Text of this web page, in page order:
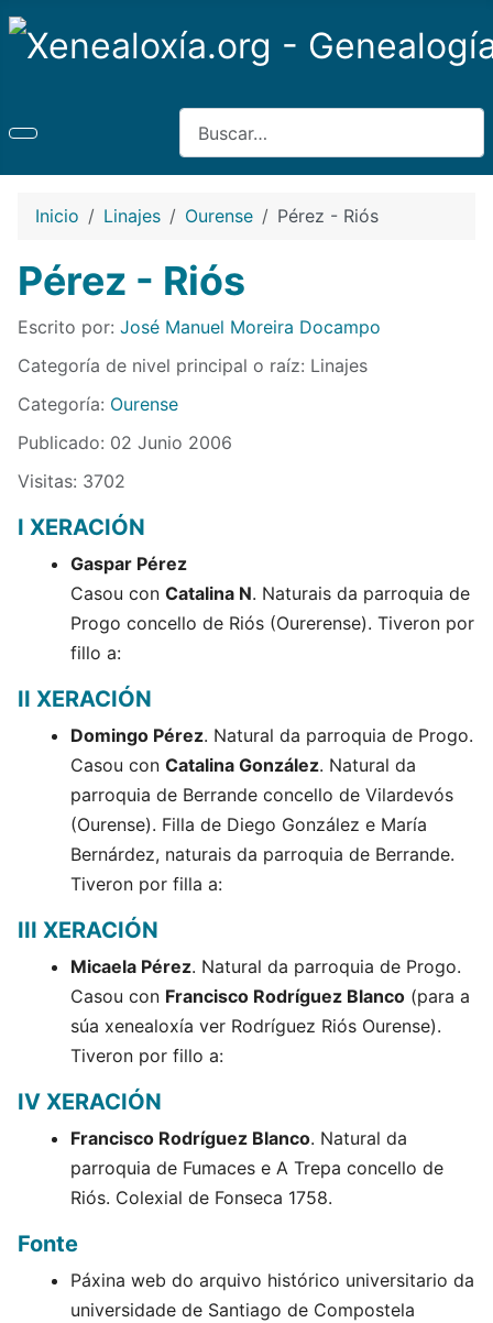
Buscar
Inicio Linajes Ourense Pérez - Riós
Pérez - Riós
Detalles
Escrito por: José Manuel Moreira Docampo
Categoría de nivel principal o raíz: Linajes
Categoría: Ourense
Publicado: 02 Junio 2006
Visitas: 3702
I XERACIÓN
Gaspar Pérez
Casou con Catalina N. Naturais da parroquia de
Progo concello de Riós (Ourerense). Tiveron por
fillo a:
II XERACIÓN
Domingo Pérez. Natural da parroquia de Progo.
Casou con Catalina González. Natural da
parroquia de Berrande concello de Vilardevós
(Ourense). Filla de Diego González e María
Bernárdez, naturais da parroquia de Berrande.
Tiveron por filla a:
III XERACIÓN
Micaela Pérez. Natural da parroquia de Progo.
Casou con Francisco Rodríguez Blanco (para a
súa xenealoxía ver Rodríguez Riós Ourense).
Tiveron por fillo a:
IV XERACIÓN
Francisco Rodríguez Blanco. Natural da
parroquia de Fumaces e A Trepa concello de
Riós. Colexial de Fonseca 1758.
Fonte
Páxina web do arquivo histórico universitario da
universidade de Santiago de Compostela